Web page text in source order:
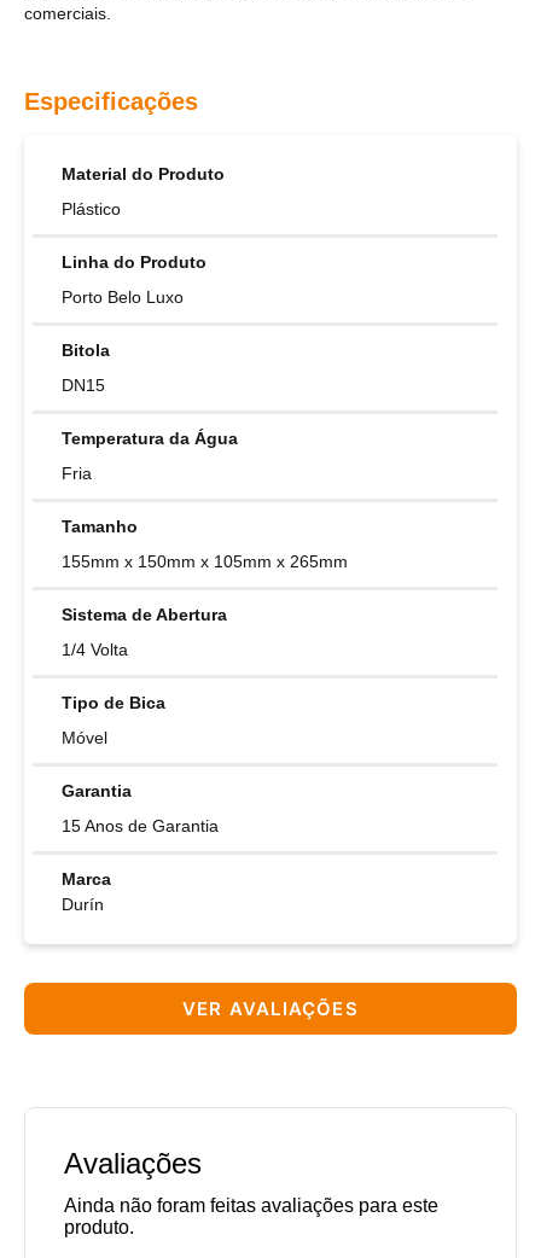
comerciais.
Especificações
Material do Produto
Plástico
Linha do Produto
Porto Belo Luxo
Bitola
DN15
Temperatura da Água
Fria
Tamanho
155mm x 150mm x 105mm x 265mm
Sistema de Abertura
1/4 Volta
Tipo de Bica
Móvel
Garantia
15 Anos de Garantia
Marca
Durín
VER AVALIAÇÕES
Avaliações